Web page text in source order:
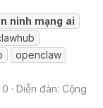
ninh mạng ai
openclaw
0 Diễn đàn: Cộng